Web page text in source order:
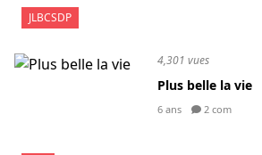
JLBCSDP
4,301 vues
Plus belle la vie
6 ans 2 com